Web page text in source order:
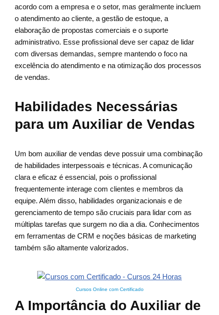
acordo com a empresa e o setor, mas geralmente incluem
o atendimento ao cliente, a gestão de estoque, a
elaboração de propostas comerciais e o suporte
administrativo. Esse profissional deve ser capaz de lidar
com diversas demandas, sempre mantendo o foco na
excelência do atendimento e na otimização dos processos
de vendas.
Habilidades Necessárias
para um Auxiliar de Vendas
Um bom auxiliar de vendas deve possuir uma combinação
de habilidades interpessoais e técnicas. A comunicação
clara e eficaz é essencial, pois o profissional
frequentemente interage com clientes e membros da
equipe. Além disso, habilidades organizacionais e de
gerenciamento de tempo são cruciais para lidar com as
múltiplas tarefas que surgem no dia a dia. Conhecimentos
em ferramentas de CRM e noções básicas de marketing
também são altamente valorizados.
Cursos Online com Certificado
A Importância do Auxiliar de